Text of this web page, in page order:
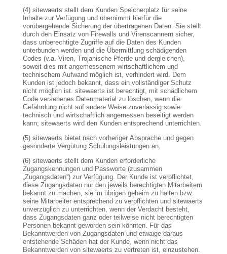
(4) sitewaerts stellt dem Kunden Speicherplatz für seine
Inhalte zur Verfügung und übernimmt hierfür die
vorübergehende Sicherung der übertragenen Daten. Sie stellt
durch den Einsatz von Firewalls und Virenscannern sicher,
dass unberechtigte Zugriffe auf die Daten des Kunden
unterbunden werden und die Übermittlung schädigenden
Codes (v.a. Viren, Trojanische Pferde und dergleichen),
soweit dies mit angemessenem wirtschaftlichem und
technischem Aufwand möglich ist, verhindert wird. Dem
Kunden ist jedoch bekannt, dass ein vollständiger Schutz
nicht möglich ist. sitewaerts ist berechtigt, mit schädlichem
Code versehenes Datenmaterial zu löschen, wenn die
Gefährdung nicht auf andere Weise zuverlässig sowie
technisch und wirtschaftlich angemessen beseitigt werden
kann; sitewaerts wird den Kunden entsprechend unterrichten.
(5) sitewaerts bietet nach vorheriger Absprache und gegen
gesonderte Vergütung Schulungsleistungen an.
(6) sitewaerts stellt dem Kunden erforderliche
Zugangskennungen und Passworte (zusammen
„Zugangsdaten“) zur Verfügung. Der Kunde ist verpflichtet,
diese Zugangsdaten nur den jeweils berechtigten Mitarbeitern
bekannt zu machen, sie im übrigen geheim zu halten bzw.
seine Mitarbeiter entsprechend zu verpflichten und sitewaerts
unverzüglich zu unterrichten, wenn der Verdacht besteht,
dass Zugangsdaten ganz oder teilweise nicht berechtigten
Personen bekannt geworden sein könnten. Für das
Bekanntwerden von Zugangsdaten und etwaige daraus
entstehende Schäden hat der Kunde, wenn nicht das
Bekanntwerden von sitewaerts zu vertreten ist, einzustehen.